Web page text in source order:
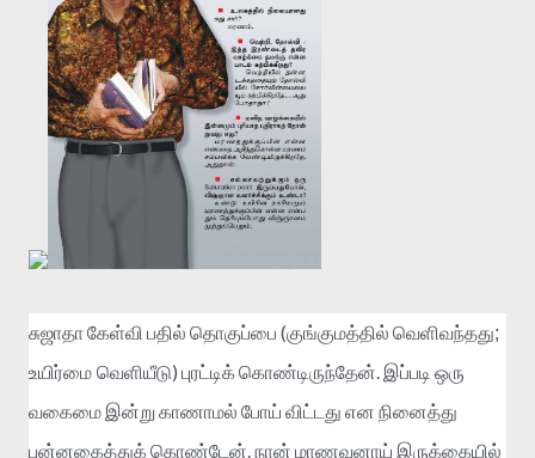
சுஜாதாகேள்வி பதில் தொகுப்பை (குங்குமத்தில் வெளிவந்தது;
உயிர்மை வெளியீடு) புரட்டிக்கொண்டிருந்தேன். இப்படி ஒரு
வகைமை இன்று காணாமல் போய் விட்டது என நினைத்து
புன்னகைத்துக்கொண்டேன்.நான் மாணவனாய் இருக்கையில்